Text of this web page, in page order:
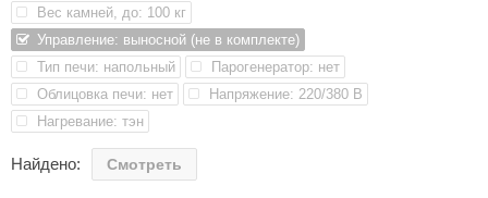
В комплект входят:
Напольная электрическая каменка BORN® AIR А70Е – 1
шт
Крепежный комплект для фиксации к стене – 1 шт
Кабельный ввод из термопластика – 1 шт
Характеристики:
Вес камней, до: 100 кг
Управление: выносной (не в комплекте)
Тип печи: напольный
Парогенератор: нет
Облицовка печи: нет
Напряжение: 220/380 В
Нагревание: тэн
Найдено: Смотреть